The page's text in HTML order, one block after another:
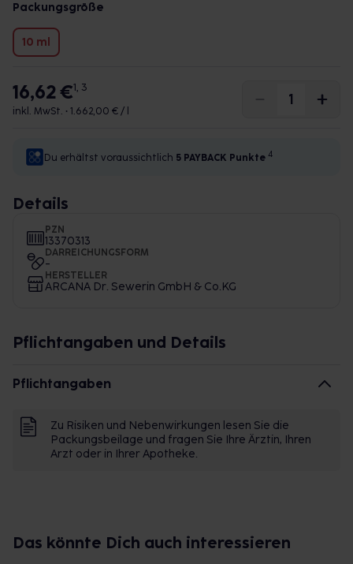
Packungsgröße
10 ml
16,62 €1, 3
inkl. MwSt. • 1.662,00 € / l
Du erhältst voraussichtlich 5 PAYBACK Punkte 4
Details
PZN
13370313
DARREICHUNGSFORM
-
HERSTELLER
ARCANA Dr. Sewerin GmbH & Co.KG
Pflichtangaben und Details
Pflichtangaben
Zu Risiken und Nebenwirkungen lesen Sie die
Packungsbeilage und fragen Sie Ihre Ärztin, Ihren
Arzt oder in Ihrer Apotheke.
Das könnte Dich auch interessieren